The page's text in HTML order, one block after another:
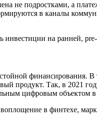
не подростками, а
в каналы
на ранней, pre-
финансирования.
продукт. Так, в 2021
цифровым объектом в
в финтехе,